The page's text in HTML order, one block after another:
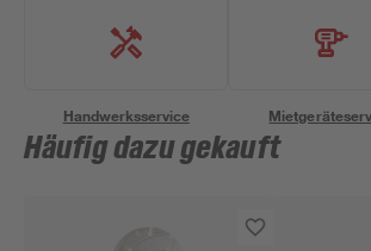
Handwerksservice
Häufig dazu gekauft